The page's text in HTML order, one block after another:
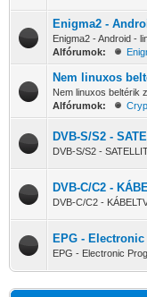
Enigma2 -
Enigma2 - Android -
Alfórumok:
Nem linuxos
Nem linuxos beltérik
Alfórumok:
DVB-S/S2 -
DVB-S/S2 -
DVB-C/C2 -
DVB-C/C2 -
EPG -
EPG - Electronic